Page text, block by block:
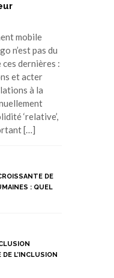
mobile
n’est pas du
dernières :
et acter
à la
‘relative’,
[…]
DE
: QUEL
L’INCLUSION